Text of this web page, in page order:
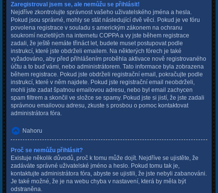
Zaregistroval jsem se, ale nemůžu se přihlásit!
Nejdříve zkontrolujte správnost vašeho uživatelského jména a hesla.
Pokud jsou správné, mohly se stát následující dvě věci. Pokud je ve fóru
povolena registrace v souladu s americkým zákonem na ochranu
soukromí nezletilých na internetu COPPA a vy jste během registrace
zadali, že ještě nemáte třináct let, budete muset postupovat podle
instrukcí, které jste obdrželi emailem. Na některých fórech je také
vyžadováno, aby před přihlášením proběhla aktivace nově registrovaného
účtu a to buď vámi, nebo administrátorem. Tato informace byla zobrazena
během registrace. Pokud jste obdrželi registrační email, pokračujte podle
instrukcí, které v něm najdete. Pokud jste registrační email neobdrželi,
mohli jste zadat špatnou emailovou adresu, nebo byl email zachycen
spam filtrem a skončil ve složce se spamy. Pokud jste si jistí, že jste zadali
správnou emailovou adresu, zkuste s prosbou o pomoc kontaktovat
administrátora fóra.
Nahoru
Proč se nemůžu přihlásit?
Existuje několik důvodů, proč k tomu může dojít. Nejdříve se ujistěte, že
zadáváte správné uživatelské jméno a heslo. Pokud tomu tak je,
kontaktujte administrátora fóra, abyste se ujistili, že jste nebyli zabanováni.
Je také možné, že je na webu chyba v nastavení, která by měla být
odstraněna.